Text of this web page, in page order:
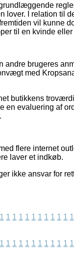
lover. I relation til
vil kunne
til en kvinde eller
andre brugeres
med
butikkens
en evaluering af
flere internet
laver et indkøb.
ikke ansvar for
1 1 1 1 1 1 1 1 1 1 1 1
1 1 1 1 1 1 1 1 1 1 1 1